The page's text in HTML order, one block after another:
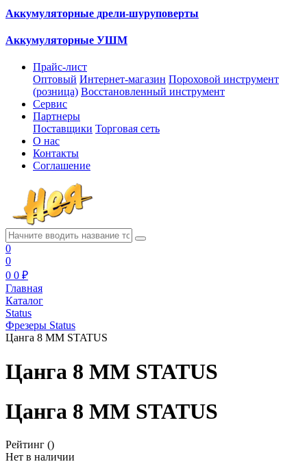
Аккумуляторные дрели-шуруповерты
Аккумуляторные УШМ
Прайс-лист
Оптовый Интернет-магазин Пороховой инструмент
(розница) Восстановленный инструмент
Сервис
Партнеры
Поставщики Торговая сеть
О нас
Контакты
Соглашение
0
0
0 0 ₽
Главная
Каталог
Status
Фрезеры Status
Цанга 8 ММ STATUS
Цанга 8 ММ STATUS
Цанга 8 ММ STATUS
Рейтинг ()
Нет в наличии